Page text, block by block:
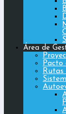
Área de
Pacto
Rutas